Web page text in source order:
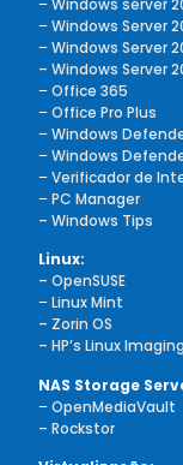
–Windows server
–Windows Server
–Windows Server
– Windows Server
–Office 365
–Office Pro Plus
–Windows
–Windows
–Verificador de
–PC Manager
– Windows Tips
Linux:
– OpenSUSE
–Linux Mint
– Zorin OS
– HP’s Linux
NAS Storage
–OpenMediaVault
– Rockstor